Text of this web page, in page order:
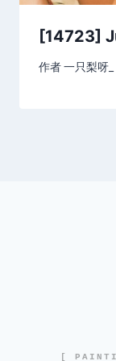
[14723]
作者一只梨呀_
[